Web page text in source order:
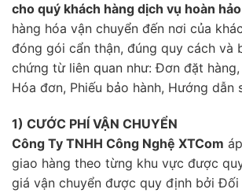
cho quý khách hàng dịch vụ hoàn
hàng hóa vận chuyển đến nơi của
đóng gói cẩn thận, đúng quy cách và
chứng từ liên quan như: Đơn đặt
Hóa đơn, Phiếu bảo hành, Hướng dẫn
1) CƯỚC PHÍ VẬN CHUYỂN
Công Ty TNHH Công Nghệ XTCom
giao hàng theo từng khu vực được
giá vận chuyển được quy định bởi Đối